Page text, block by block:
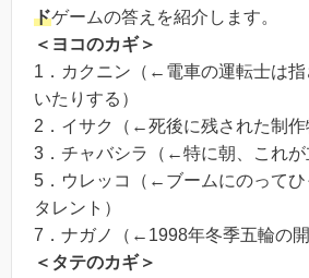
ドゲームの答えを紹介します。
＜ヨコのカギ＞
1．カクニン（←電車の運転士は
いたりする）
2．イサク（←死後に残された制作
3．チャバシラ（←特に朝、これが
5．ウレッコ（←ブームにのって
タレント）
7．ナガノ（←1998年冬季五輪の開
＜タテのカギ＞